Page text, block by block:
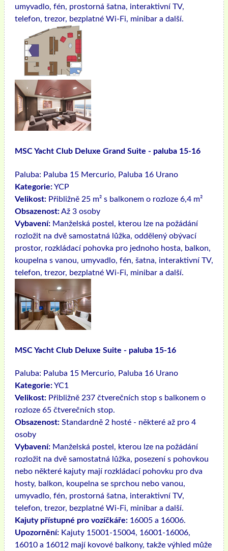
umyvadlo, fén, prostorná šatna, interaktivní TV,
telefon, trezor, bezplatné Wi-Fi, minibar a další.
MSC Yacht Club Deluxe Grand Suite - paluba 15-16
Paluba: Paluba 15 Mercurio, Paluba 16 Urano
Kategorie:YCP
Velikost: Přibližně 25 m² s balkonem o rozloze 6,4 m²
Obsazenost:Až 3 osoby
Vybavení: Manželská postel, kterou lze na požádání
rozložit na dvě samostatná lůžka, oddělený obývací
prostor, rozkládací pohovka pro jednoho hosta, balkon,
koupelna s vanou, umyvadlo, fén, šatna, interaktivní TV,
telefon, trezor, bezplatné Wi-Fi, minibar a další.
MSC Yacht Club Deluxe Suite - paluba 15-16
Paluba: Paluba 15 Mercurio, Paluba 16 Urano
Kategorie:YC1
Velikost: Přibližně 237 čtverečních stop s balkonem o
rozloze 65 čtverečních stop.
Obsazenost: Standardně 2 hosté - některé až pro 4
osoby
Vybavení: Manželská postel, kterou lze na požádání
rozložit na dvě samostatná lůžka, posezení s pohovkou
nebo některé kajuty mají rozkládací pohovku pro dva
hosty, balkon, koupelna se sprchou nebo vanou,
umyvadlo, fén, prostorná šatna, interaktivní TV,
telefon, trezor, bezplatné Wi-Fi, minibar a další.
Kajuty přístupné pro vozíčkáře: 16005 a 16006.
Upozornění: Kajuty 15001-15004, 16001-16006,
16010 a 16012 mají kovové balkony, takže výhled může